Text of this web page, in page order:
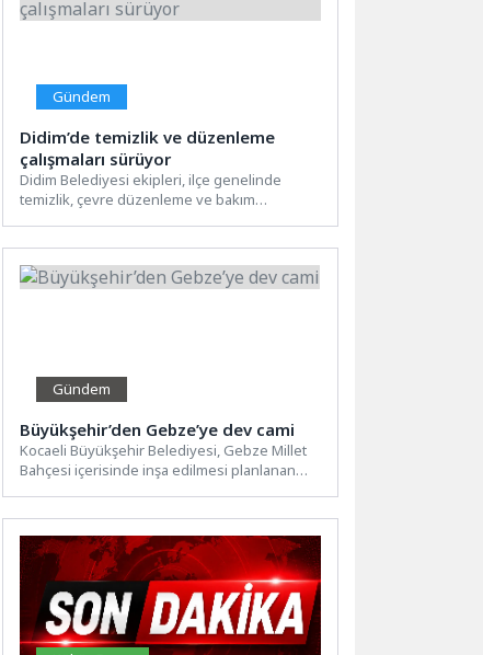
Gündem
Didim’de temizlik ve düzenleme
çalışmaları sürüyor
Didim Belediyesi ekipleri, ilçe genelinde
temizlik, çevre düzenleme ve bakım
Gündem
Büyükşehir’den Gebze’ye dev cami
Kocaeli Büyükşehir Belediyesi, Gebze Millet
Bahçesi içerisinde inşa edilmesi planlanan